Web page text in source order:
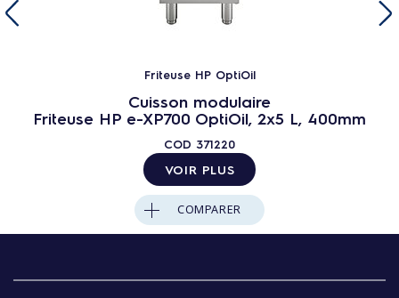
Friteuse HP OptiOil
Cuisson modulaire
Friteuse HP e-XP700 OptiOil, 2x5 L, 400mm
COD 371220
VOIR PLUS
COMPARER